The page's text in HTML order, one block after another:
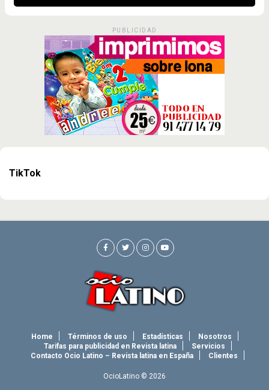
PUBLICIDAD
TikTok
Home Términos de uso Estadísticas
Nosotros
Tarifas para publicidad en Revista latina
Servicios
Contacto Ocio Latino – Revista latina en España
Clientes
OcioLatino © 2026